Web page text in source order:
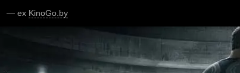
— ex KinoGo.by